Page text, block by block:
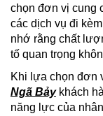
chọn đơn vị cung
các dịch vụ đi
nhớ rằng chất
tố quan trọng
Khi lựa chọn đơn
Ngã Bảykhách
năng lực của